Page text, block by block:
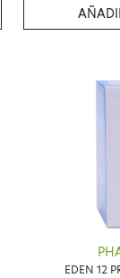
EDEN 12